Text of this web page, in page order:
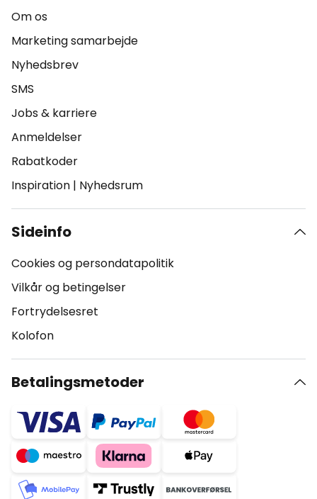
Om os
Marketing samarbejde
Nyhedsbrev
SMS
Jobs & karriere
Anmeldelser
Rabatkoder
Inspiration | Nyhedsrum
Sideinfo
Cookies og persondatapolitik
Vilkår og betingelser
Fortrydelsesret
Kolofon
Betalingsmetoder